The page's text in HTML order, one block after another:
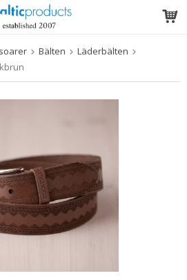
blivit tillagd i varukorgen
Bälten
Läderbälten